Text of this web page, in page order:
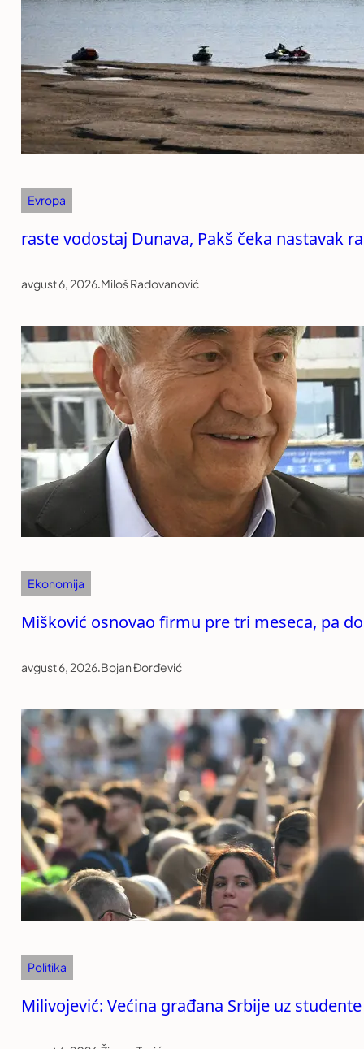
Evropa
raste vodostaj Dunava, Pakš čeka nastavak
avgust 6, 2026.Miloš Radovanović
Ekonomija
Mišković osnovao firmu pre tri meseca, pa
avgust 6, 2026.Bojan Đorđević
Politika
Milivojević: Većina građana Srbije uz studente